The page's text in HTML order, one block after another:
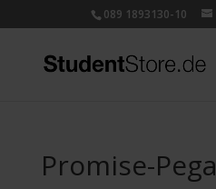
089 1893130-10
Promise-